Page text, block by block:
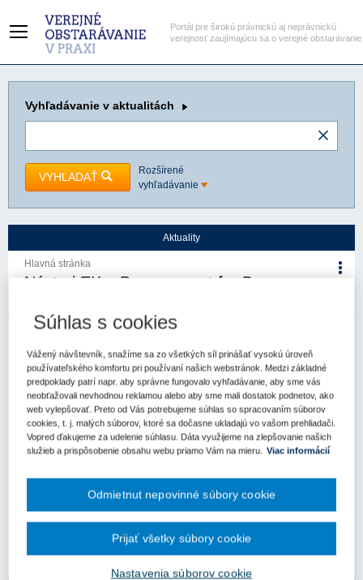
Portál pre širokú právnickú aj neprávnickú
verejnosť zaujímajúcu sa o verejné obstarávanie
Vyhľadávanie v aktualitách
VYHĽADAŤ
Rozšírené
vyhľadávanie
Aktuality
Hlavná stránka
Nástroj EK – Procurement for Buyers –
obstarávanie
Úrad pre verejné obstarávanie už v minulosti informoval verejných
obstarávateľov/obstarávateľov o elektronickom nástroji EK, ktorý
pomáha v oblasti verejného obstarávania, konkrétneorientovaniu
sa v GPA zákazkách, a ktorý umožňujerýchlu identifikáciu
legislatívnych aktov EÚ, ktoré sa môžu na ich zákazku
vzťahovať–Procurement for Buyers
slovenskom jazyku.
Súhlas s cookies
Vážený návštevník, snažíme sa zo všetkých síl prinášať vysokú úroveň
používateľského komfortu pri používaní našich webstránok. Medzi základné
predpoklady patrí napr. aby správne fungovalo vyhľadávanie, aby sme vás
neobťažovali nevhodnou reklamou alebo aby sme mali dostatok podnetov, ako
web vylepšovať. Preto od Vás potrebujeme súhlas so spracovaním súborov
cookies, t. j. malých súborov, ktoré sa dočasne ukladajú vo vašom prehliadači.
Vopred ďakujeme za udelenie súhlasu. Dáta využijeme na zlepšovanie našich
služieb a prispôsobenie obsahu webu priamo Vám na mieru.
Viac informácií
Nastavenia súborov cookie
Odmietnut nepovinné súbory cookie
Prijať všetky súbory cookie